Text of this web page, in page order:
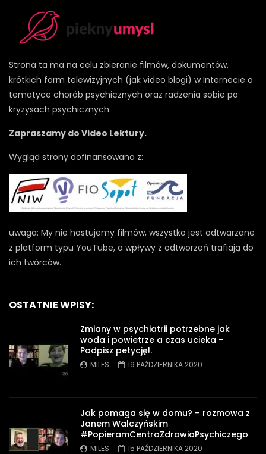
Strona ta ma na celu zbieranie filmów, dokumentów,
krótkich form telewizyjnych (jak video blogi) w Internecie o
tematyce chorób psychicznych oraz radzenia sobie po
kryzysach psychicznych.
Zapraszamy do Video Lektury.
Wygląd strony dofinansowano z:
uwaga: My nie hostujemy filmów, wszystko jest odtwarzane
z platform typu YouTube, a wpływy z odtworzeń trafiają do
ich twórców.
OSTATNIE WPISY:
Zmiany w psychiatrii potrzebne jak
woda i powietrze a czas ucieka –
Podpisz petycję!.
MILES 19 PAŹDZIERNIKA 2020
Jak pomaga się w domu? – rozmowa z
Janem Walczyńskim
#PopieramCentraZdrowiaPsychiczego
MILES 15 PAŹDZIERNIKA 2020